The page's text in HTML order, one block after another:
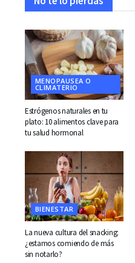
MENOPAUSEA O
CLIMATERIO
Estrógenos naturales en tu
plato: 10 alimentos clave para
tu salud hormonal
BIENESTAR
La nueva cultura del snacking:
¿estamos comiendo de más
sin notarlo?